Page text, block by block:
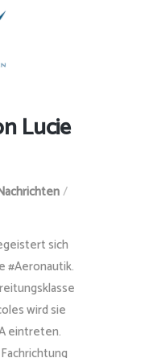
Lucie
sich
#Aeronautik.
wird sie
eintreten.